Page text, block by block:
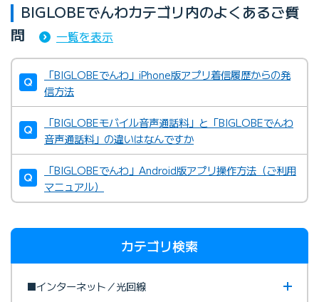
BIGLOBEでんわカテゴリ内のよくあるご質
問
一覧を表示
「BIGLOBEでんわ」iPhone版アプリ着信履歴からの発
信方法
「BIGLOBEモバイル音声通話料」と「BIGLOBEでんわ
音声通話料」の違いはなんですか
「BIGLOBEでんわ」Android版アプリ操作方法（ご利用
マニュアル）
カテゴリ検索
■インターネット／光回線